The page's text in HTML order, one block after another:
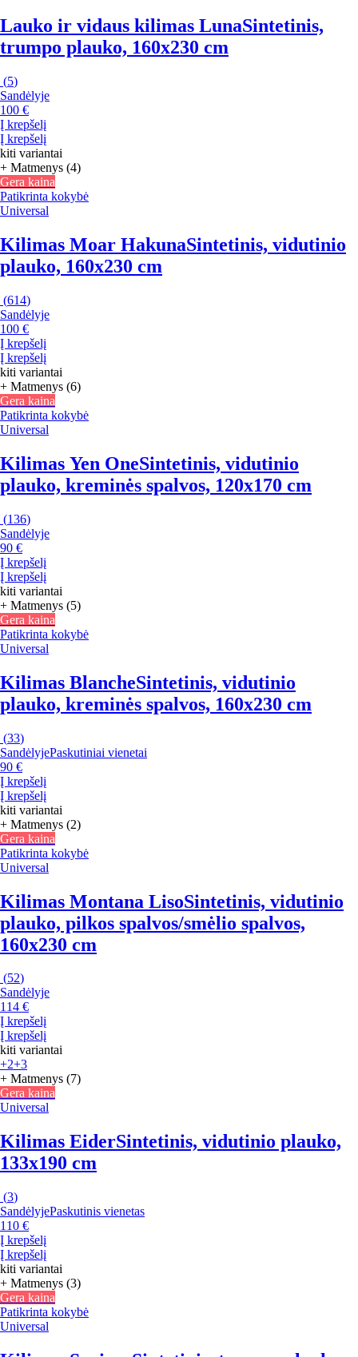
Lauko ir vidaus kilimas LunaSintetinis,
trumpo plauko, 160x230 cm
(5)
Sandėlyje
100 €
Į krepšelį
Į krepšelį
kiti variantai
+ Matmenys (4)
Gera kaina
Patikrinta kokybė
Universal
Kilimas Moar HakunaSintetinis, vidutinio
plauko, 160x230 cm
(614)
Sandėlyje
100 €
Į krepšelį
Į krepšelį
kiti variantai
+ Matmenys (6)
Gera kaina
Patikrinta kokybė
Universal
Kilimas Yen OneSintetinis, vidutinio
plauko, kreminės spalvos, 120x170 cm
(136)
Sandėlyje
90 €
Į krepšelį
Į krepšelį
kiti variantai
+ Matmenys (5)
Gera kaina
Patikrinta kokybė
Universal
Kilimas BlancheSintetinis, vidutinio
plauko, kreminės spalvos, 160x230 cm
(33)
SandėlyjePaskutiniai vienetai
90 €
Į krepšelį
Į krepšelį
kiti variantai
+ Matmenys (2)
Gera kaina
Patikrinta kokybė
Universal
Kilimas Montana LisoSintetinis, vidutinio
plauko, pilkos spalvos/smėlio spalvos,
160x230 cm
(52)
Sandėlyje
114 €
Į krepšelį
Į krepšelį
kiti variantai
+2+3
+ Matmenys (7)
Gera kaina
Universal
Kilimas EiderSintetinis, vidutinio plauko,
133x190 cm
(3)
SandėlyjePaskutinis vienetas
110 €
Į krepšelį
Į krepšelį
kiti variantai
+ Matmenys (3)
Gera kaina
Patikrinta kokybė
Universal